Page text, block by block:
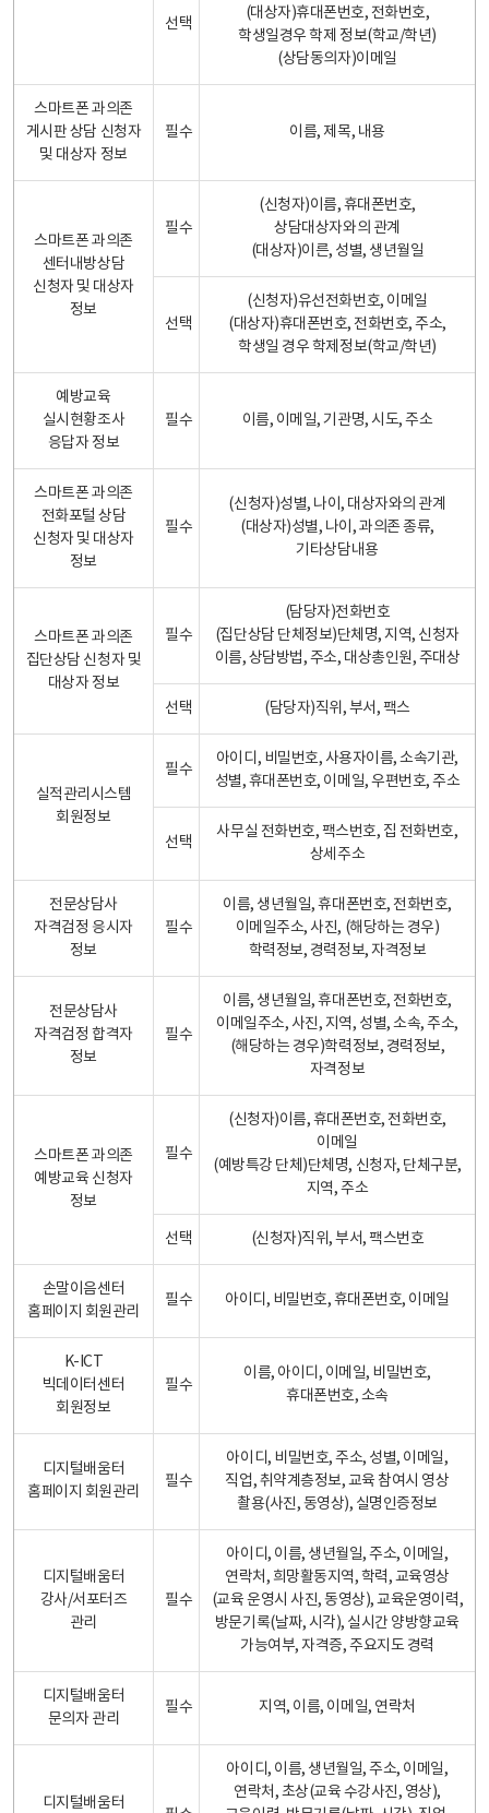
선택
(대상자)휴대폰번호, 전화번호,
학생일경우 학제 정보(학교/학년)
(상담동의자)이메일
스마트폰 과의존
게시판 상담 신청자
및 대상자 정보
필수 이름, 제목, 내용
스마트폰 과의존
센터내방상담
신청자 및 대상자
정보
필수
(신청자)이름, 휴대폰번호,
상담대상자와의 관계
(대상자)이른, 성별, 생년월일
선택
(신청자)유선전화번호, 이메일
(대상자)휴대폰번호, 전화번호, 주소,
학생일 경우 학제정보(학교/학년)
예방교육
실시현황조사
응답자 정보
필수 이름, 이메일, 기관명, 시도, 주소
스마트폰 과의존
전화포털 상담
신청자 및 대상자
정보
필수
(신청자)성별, 나이, 대상자와의 관계
(대상자)성별, 나이, 과의존 종류,
기타상담내용
스마트폰 과의존
집단상담 신청자 및
대상자 정보
필수
(담당자)전화번호
(집단상담 단체정보)단체명, 지역, 신청자
이름, 상담방법, 주소, 대상총인원, 주대상
선택 (담당자)직위, 부서, 팩스
실적관리시스템
회원정보
필수
아이디, 비밀번호, 사용자이름, 소속기관,
성별, 휴대폰번호, 이메일, 우편번호, 주소
선택
사무실 전화번호, 팩스번호, 집 전화번호,
상세주소
전문상담사
자격검정 응시자
정보
필수
이름, 생년월일, 휴대폰번호, 전화번호,
이메일주소, 사진, (해당하는 경우)
학력정보, 경력정보, 자격정보
전문상담사
자격검정 합격자
정보
필수
이름, 생년월일, 휴대폰번호, 전화번호,
이메일주소, 사진, 지역, 성별, 소속, 주소,
(해당하는 경우)학력정보, 경력정보,
자격정보
스마트폰 과의존
예방교육 신청자
정보
필수
(신청자)이름, 휴대폰번호, 전화번호,
이메일
(예방특강 단체)단체명, 신청자, 단체구분,
지역, 주소
선택 (신청자)직위, 부서, 팩스번호
손말이음센터
홈페이지 회원관리
필수 아이디, 비밀번호, 휴대폰번호, 이메일
K-ICT
빅데이터센터
회원정보
필수
이름, 아이디, 이메일, 비밀번호,
휴대폰번호, 소속
디지털배움터
홈페이지 회원관리
필수
아이디, 비밀번호, 주소, 성별, 이메일,
직업, 취약계층정보, 교육 참여시 영상
촬용(사진, 동영상), 실명인증정보
디지털배움터
강사/서포터즈
관리
필수
아이디, 이름, 생년월일, 주소, 이메일,
연락처, 희망활동지역, 학력, 교육영상
(교육 운영시 사진, 동영상), 교육운영이력,
방문기록(날짜, 시각), 실시간 양방향교육
가능여부, 자격증, 주요지도 경력
디지털배움터
문의자 관리
필수 지역, 이름, 이메일, 연락처
디지털배움터
아이디, 이름, 생년월일, 주소, 이메일,
연락처, 초상(교육 수강사진, 영상),